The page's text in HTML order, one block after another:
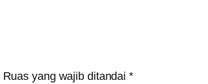
Ruas yang wajib ditandai*